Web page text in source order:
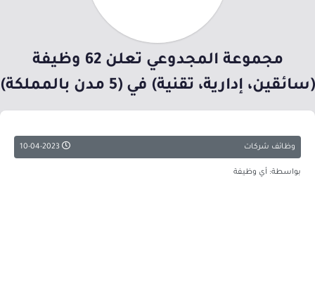
مجموعة المجدوعي تعلن 62 وظيفة
(سائقين، إدارية، تقنية) في (5 مدن بالمملكة)
وظائف شركات
بواسطة: أي وظيفة